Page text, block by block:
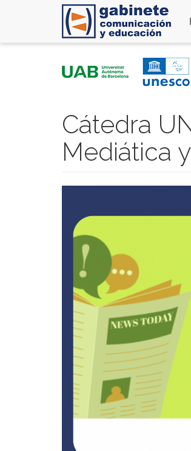
Cátedra
Mediática